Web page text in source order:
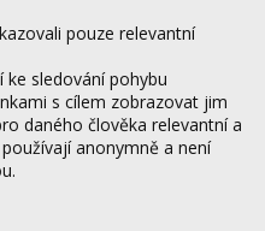
pouze relevantní
sledování pohybu
s cílem zobrazovat jim
daného člověka relevantní a
anonymně a není